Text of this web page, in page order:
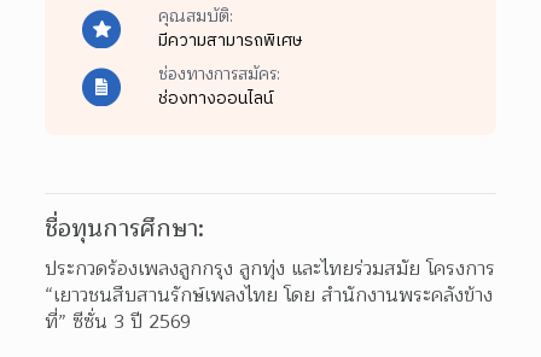
คุณสมบัติ:
มีความสามารถพิเศษ
ช่องทางการสมัคร:
ช่องทางออนไลน์
ชื่อทุนการศึกษา:
ประกวดร้องเพลงลูกกรุง ลูกทุ่ง และไทยร่วมสมัย โครงการ
“เยาวชนสืบสานรักษ์เพลงไทย โดย สำนักงานพระคลังข้าง
ที่” ซีซั่น 3 ปี 2569